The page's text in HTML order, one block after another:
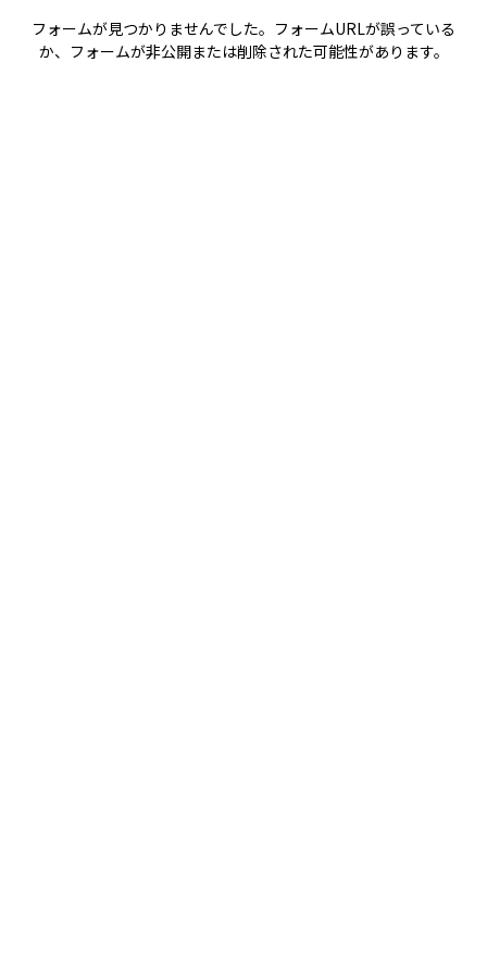
フォームが見つかりませんでした。フォームURLが誤っている
か、フォームが非公開または削除された可能性があります。